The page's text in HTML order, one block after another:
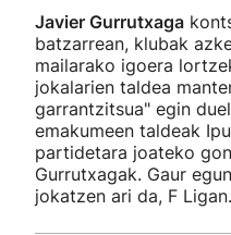
Javier Gurrutxaga
batzarrean, klubak
mailarako igoera
jokalarien taldea
garrantzitsua" egin
emakumeen taldeak
partidetara joateko
Gurrutxagak. Gaur
jokatzen ari da, F Ligan.